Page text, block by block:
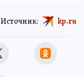
Источник: kp.ru